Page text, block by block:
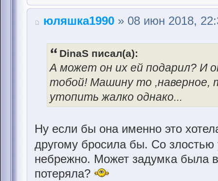
юляшка1990 » 08 июн 2018,
DinaS писал(а):
А может он их ей подарил? И
тобой! Машину то ,наверное,
утопить жалко однако...
Ну если бы она именно это
другому бросила бы. Со злостью
небрежно. Может задумка была
потеряла?